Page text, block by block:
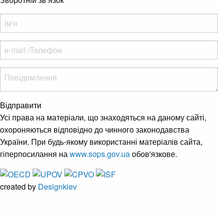
Відправити
Усі права на матеріали, що знаходяться на даному сайті,
охороняються відповідно до чинного законодавства
України. При будь-якому використанні матеріалів сайта,
гіперпосилання наwww.sops.gov.uaобов'язкове.
created by Designkiev